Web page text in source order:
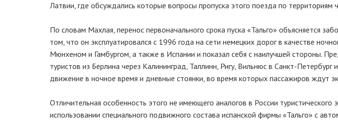
Латвии, где обсуждались которые вопросы пропуска этого поезда по территориям
По словам Махлая, перенос первоначального срока пуска «Тальго» объясняется
том, что он эксплуатировался с 1996 года на сети немецких дорог в качестве
Мюнхеном и Гамбургом, а также в Испании и показал себя с наилучшей стороны.
туристов из Берлина через Калининград, Таллинн, Ригу, Вильнюс в Санкт-Петербург
движение в ночное время и дневные стоянки, во время которых пассажиров ждут
Отличительная особенность этого не имеющего аналогов в России туристического
использовании специального подвижного состава испанской фирмы «Тальго» с